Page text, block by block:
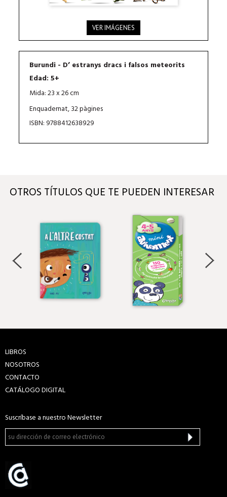
VER IMÁGENES
Burundi - D’ estranys dracs i falsos meteorits
Edad: 5+
Mida: 23 x 26 cm
Enquadernat, 32 pàgines
ISBN: 9788412638929
OTROS TÍTULOS QUE TE PUEDEN INTERESAR
LIBROS
NOSOTROS
CONTACTO
CATÁLOGO DIGITAL
Suscríbase a nuestro Newsletter